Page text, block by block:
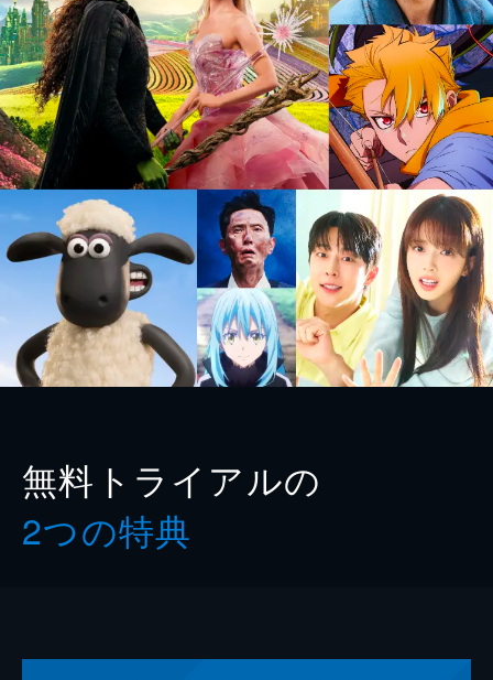
無料トライアルの
2つの特典